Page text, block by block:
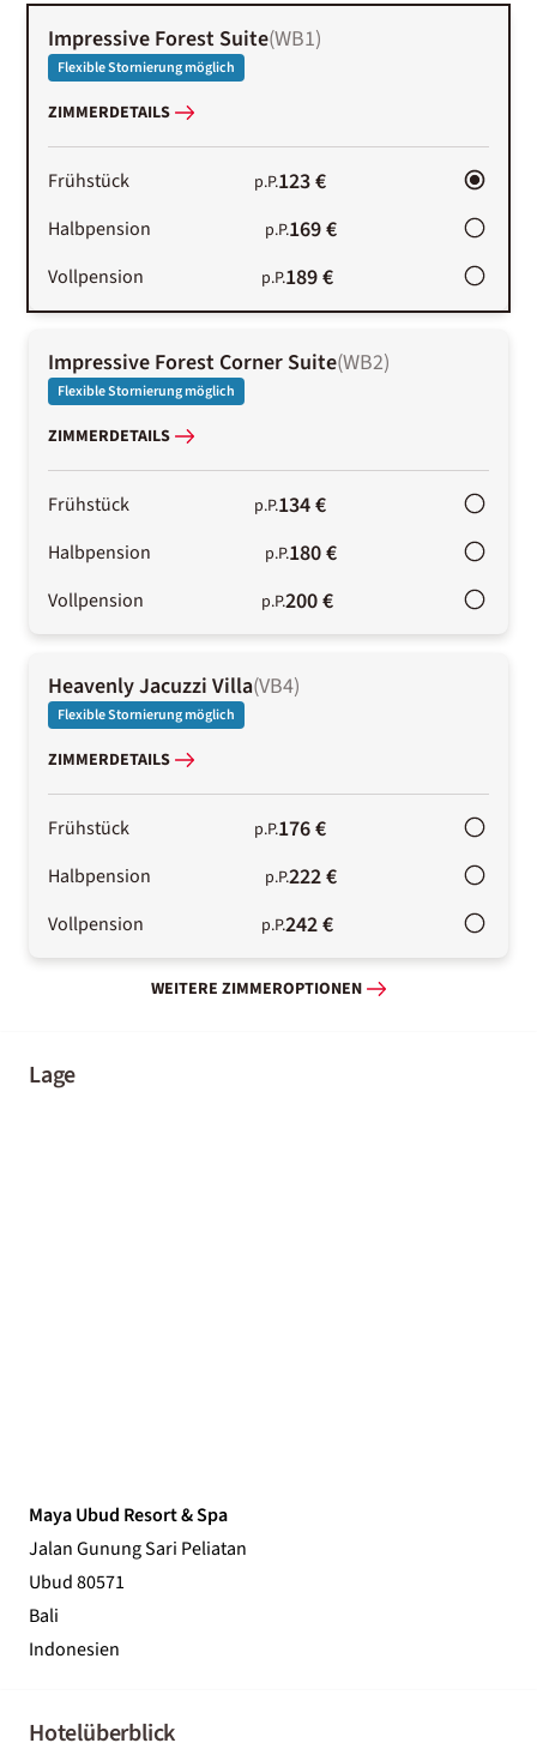
Impressive Forest Suite(WB1)
Flexible Stornierung möglich
ZIMMERDETAILS
Frühstück p.P.123 €
Halbpension p.P.169 €
Vollpension p.P.189 €
Impressive Forest Corner Suite(WB2)
Flexible Stornierung möglich
ZIMMERDETAILS
Frühstück p.P.134 €
Halbpension p.P.180 €
Vollpension p.P.200 €
Heavenly Jacuzzi Villa(VB4)
Flexible Stornierung möglich
ZIMMERDETAILS
Frühstück p.P.176 €
Halbpension p.P.222 €
Vollpension p.P.242 €
WEITERE ZIMMEROPTIONEN
Lage
Maya Ubud Resort & Spa
Jalan Gunung Sari Peliatan
Ubud 80571
Bali
Indonesien
Hotelüberblick